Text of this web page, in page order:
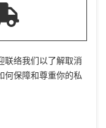
联络我们以了解取消
何保障和尊重你的私